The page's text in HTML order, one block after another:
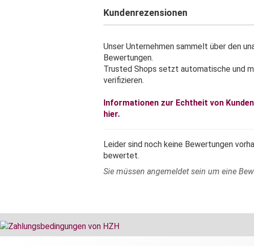
Kundenrezensionen
Unser Unternehmen sammelt über den
Bewertungen.
Trusted Shops setzt automatische und
verifizieren.
Informationen zur Echtheit von
hier.
Leider sind noch keine Bewertungen
bewertet.
Sie müssen angemeldet sein um eine